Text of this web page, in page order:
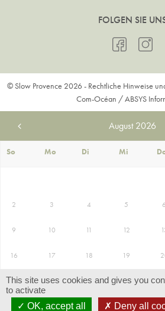
AUFENTHALT
FOLGEN SIE
© Slow Provence 2026 - Rechtliche Hinweise
Com-Océan /ABSYS
August 2026
So Mo Di Mi
2 3 4 5 6
9 10 11 12
16 17 18 19
23 24 25 26
31
This site uses cookies and gives you
to activate
OK, accept all
Deny all